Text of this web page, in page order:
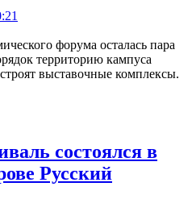
форума осталась пара
территорию кампуса
выставочные комплексы.
состоялся в
Русский